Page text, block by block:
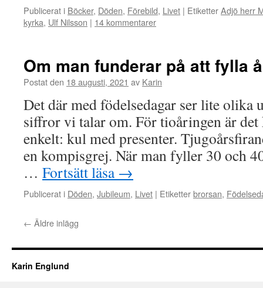
Publicerat i Böcker, Döden, Förebild, Livet | EtiketterAdjö herr
kyrka, Ulf Nilsson | 14 kommentarer
Om man funderar på att fylla
Postat den 18 augusti, 2021 av Karin
Det där med födelsedagar ser lite olika
siffror vi talar om. För tioåringen är det
enkelt: kul med presenter.
en kompisgrej. När man fyller 30 och
… Fortsätt läsa →
Publicerat i Döden, Jubileum, Livet | Etiketterbrorsan,
← Äldre inlägg
Karin Englund